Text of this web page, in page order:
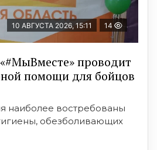
10 АВГУСТА 2026, 15:11 14
проводит
помощи для бойцов
наиболее востребованы
обезболивающих